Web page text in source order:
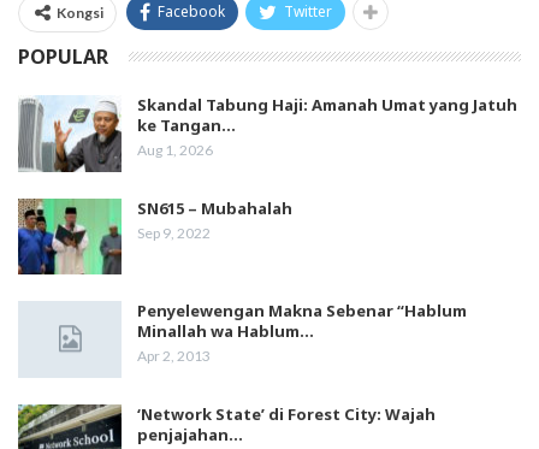
Kongsi Facebook Twitter
POPULAR
Skandal Tabung Haji: Amanah Umat yang Jatuh
ke Tangan…
Aug 1, 2026
SN615 – Mubahalah
Sep 9, 2022
Penyelewengan Makna Sebenar “Hablum
Minallah wa Hablum…
Apr 2, 2013
‘Network State’ di Forest City: Wajah
penjajahan…